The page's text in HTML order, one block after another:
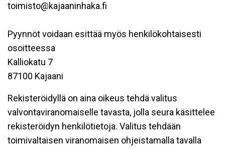
toimisto@kajaaninhaka.fi
Pyynnöt voidaan esittää myös henkilökohtaisesti
osoitteessa
Kalliokatu 7
87100 Kajaani
Rekisteröidyllä on aina oikeus tehdä valitus
valvontaviranomaiselle tavasta, jolla seura käsittelee
rekisteröidyn henkilötietoja. Valitus tehdään
toimivaltaisen viranomaisen ohjeistamalla tavalla